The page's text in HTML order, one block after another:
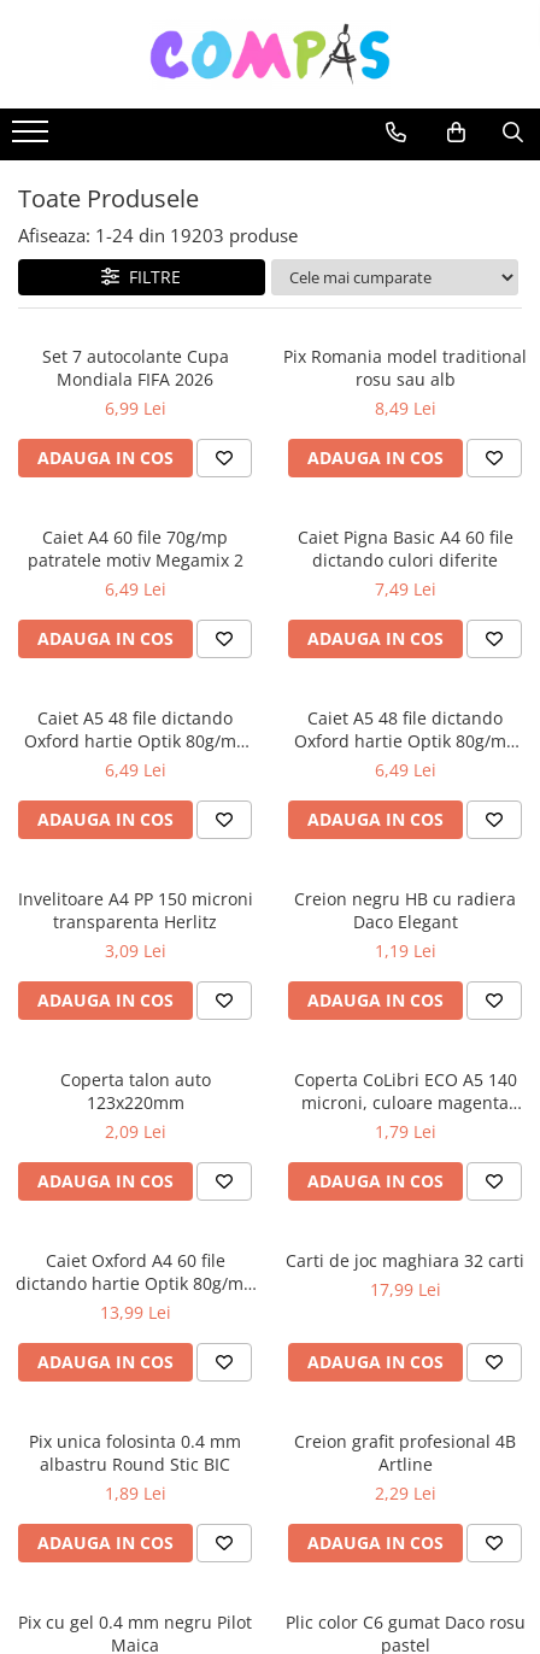
Toate Produsele
Noutăți Librăria Compas
Souvenir România
Rechizite școlare
Instrumente de scris
Pixuri
Stilouri școlare
Markere și textmarkere
Creioane grafice
Creioane mecanice
Creioane colorate
Creioane cerate
Radiere
Ascutițori
Mine și rezerve
Coperți caiete si cărți
Etichete școlare
Carnete pentru elevi
Lupe și articole educative
Globuri pământești
Cutii sandwich și caserole
Umbrele pentru copii
Termosuri
Pahare și sticle pentru scoală
Caiete școlare și hârtie
Caiete muzică
Caiete foi veline
Rezerve pentru caiete
Vocabulare
Blocuri de desen școlare
Accesorii geometrie și matematică
Rigle și Echere
Compasuri
Truse geometrie
numărat
Toate Produsele
Afiseaza: 1-24 din 19203 produse
FILTRE
Set 7 autocolante Cupa
Mondiala FIFA 2026
6,99 Lei
ADAUGA IN COS
Pix Romania model traditional
rosu sau alb
8,49 Lei
ADAUGA IN COS
Caiet A4 60 file 70g/mp
patratele motiv Megamix 2
6,49 Lei
ADAUGA IN COS
Caiet Pigna Basic A4 60 file
dictando culori diferite
7,49 Lei
ADAUGA IN COS
Caiet A5 48 file dictando
Oxford hartie Optik 80g/mp
motiv Touch Trend
6,49 Lei
ADAUGA IN COS
Caiet A5 48 file dictando
Oxford hartie Optik 80g/mp
diverse culori
6,49 Lei
ADAUGA IN COS
Invelitoare A4 PP 150 microni
transparenta Herlitz
3,09 Lei
ADAUGA IN COS
Creion negru HB cu radiera
Daco Elegant
1,19 Lei
ADAUGA IN COS
Coperta talon auto
123x220mm
2,09 Lei
ADAUGA IN COS
Coperta CoLibri ECO A5 140
microni, culoare magenta
opac
1,79 Lei
ADAUGA IN COS
Caiet Oxford A4 60 file
dictando hartie Optik 80g/mp
Touch Pastel
13,99 Lei
ADAUGA IN COS
Carti de joc maghiara 32 carti
17,99 Lei
ADAUGA IN COS
Pix unica folosinta 0.4 mm
albastru Round Stic BIC
1,89 Lei
ADAUGA IN COS
Creion grafit profesional 4B
Artline
2,29 Lei
ADAUGA IN COS
Pix cu gel 0.4 mm negru Pilot
Maica
Plic color C6 gumat Daco rosu
pastel